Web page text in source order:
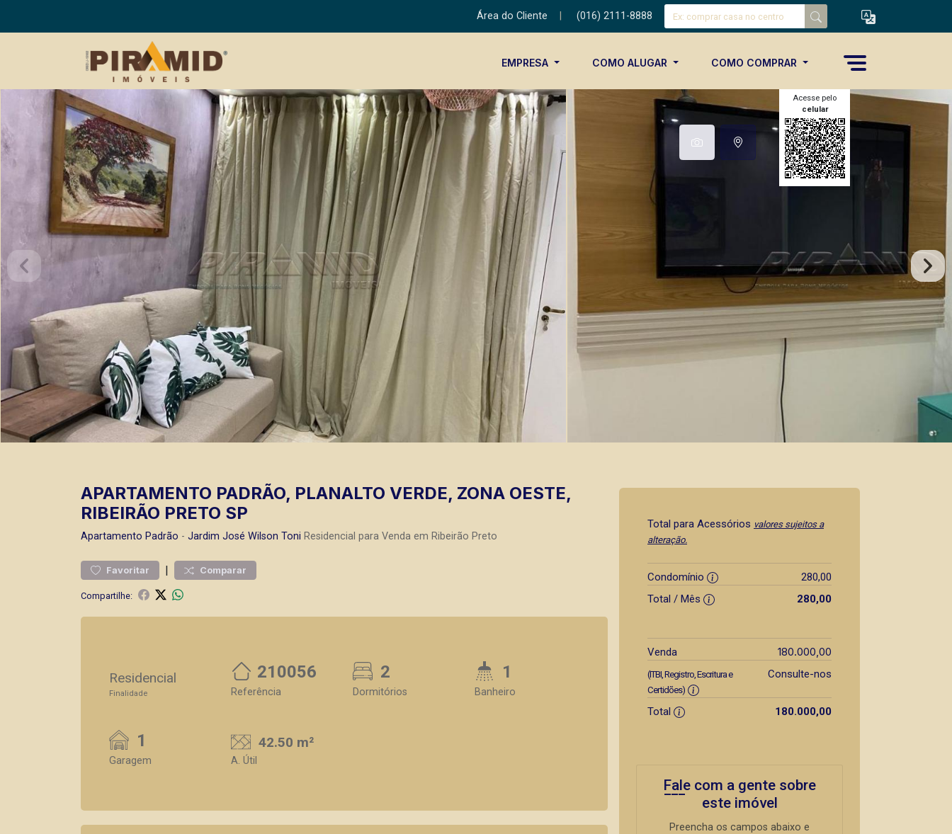
Área do Cliente (016) 2111-8888
EMPRESA COMO ALUGAR COMO COMPRAR
Acesse pelo
celular
APARTAMENTO PADRÃO, PLANALTO VERDE, ZONA OESTE,
RIBEIRÃO PRETO SP
Apartamento Padrão - Jardim José Wilson Toni Residencial para Venda em Ribeirão Preto
Favoritar | Comparar
Compartilhe:
Residencial
Finalidade
210056
Referência
2
Dormitórios
1
Banheiro
1
Garagem
42.50 m²
A. Útil
Total para Acessórios valores sujeitos a
alteração.
Condomínio
280,00
Total / Mês
280,00
Venda 180.000,00
(ITBI, Registro, Escritura e
Certidões)
Consulte-nos
Total 180.000,00
Fale com a gente sobre
este imóvel
Preencha os campos abaixo e